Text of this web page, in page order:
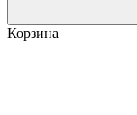
Корзина